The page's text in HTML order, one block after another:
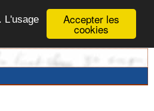
Accepter les
cookies
L'usage